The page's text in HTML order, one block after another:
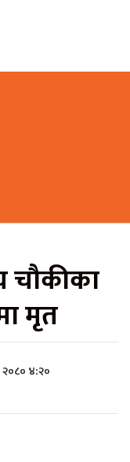
चौकीका
मृत
२०८० ४:२०